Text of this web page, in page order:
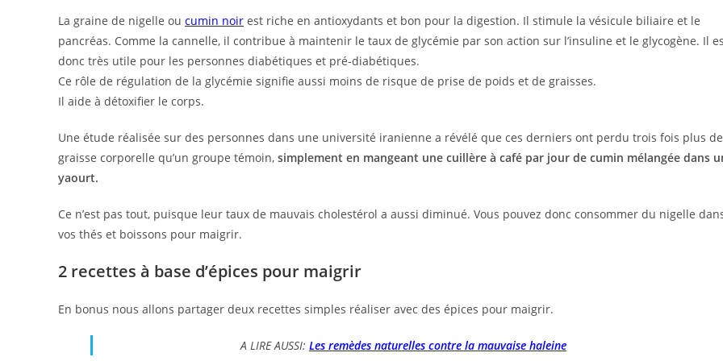
La graine de nigelle ou cumin noir est riche en antioxydants et bon pour la digestion. Il stimule la vésicule biliaire et le
pancréas. Comme la cannelle, il contribue à maintenir le taux de glycémie par son action sur l’insuline et le glycogène. Il
donc très utile pour les personnes diabétiques et pré-diabétiques.
Ce rôle de régulation de la glycémie signifie aussi moins de risque de prise de poids et de graisses.
Il aide à détoxifier le corps.
Une étude réalisée sur des personnes dans une université iranienne a révélé que ces derniers ont perdu trois fois plus de
graisse corporelle qu’un groupe témoin, simplement en mangeant une cuillère à café par jour de cumin mélangée dans
yaourt.
Ce n’est pas tout, puisque leur taux de mauvais cholestérol a aussi diminué. Vous pouvez donc consommer du nigelle
vos thés et boissons pour maigrir.
2 recettes à base d’épices pour maigrir
En bonus nous allons partager deux recettes simples réaliser avec des épices pour maigrir.
A LIRE AUSSI: Les remèdes naturelles contre la mauvaise haleine